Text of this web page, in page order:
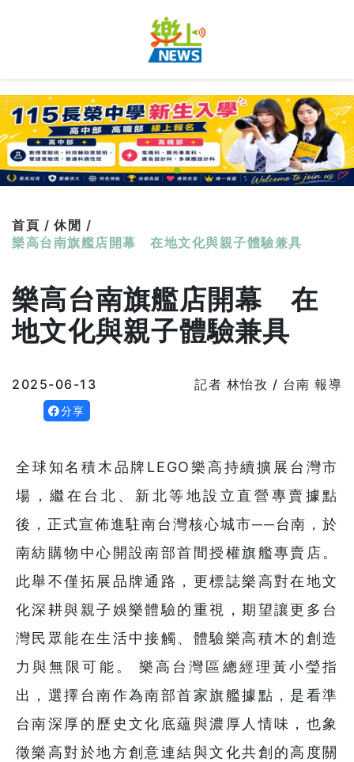
首頁 / 休閒 /
樂高台南旗艦店開幕 在地文化與親子體驗兼具
樂高台南旗艦店開幕 在
地文化與親子體驗兼具
2025-06-13 記者 林怡孜 / 台南 報導
分享
全球知名積木品牌LEGO樂高持續擴展台灣市
場，繼在台北、新北等地設立直營專賣據點
後，正式宣佈進駐南台灣核心城市──台南，於
南紡購物中心開設南部首間授權旗艦專賣店。
此舉不僅拓展品牌通路，更標誌樂高對在地文
化深耕與親子娛樂體驗的重視，期望讓更多台
灣民眾能在生活中接觸、體驗樂高積木的創造
力與無限可能。 樂高台灣區總經理黃小瑩指
出，選擇台南作為南部首家旗艦據點，是看準
台南深厚的歷史文化底蘊與濃厚人情味，也象
徵樂高對於地方創意連結與文化共創的高度關